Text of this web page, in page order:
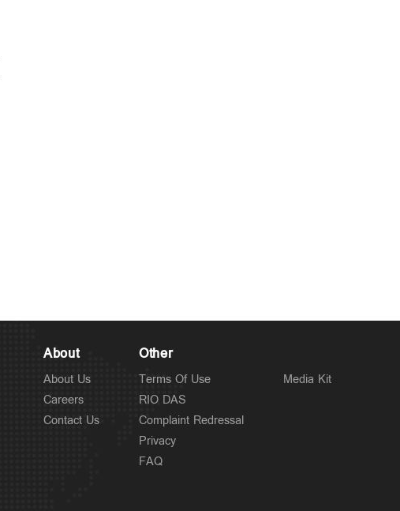
About
About Us
Careers
Contact Us
Other
Terms Of Use
RIO DAS
Complaint Redressal
Privacy
FAQ
Media Kit